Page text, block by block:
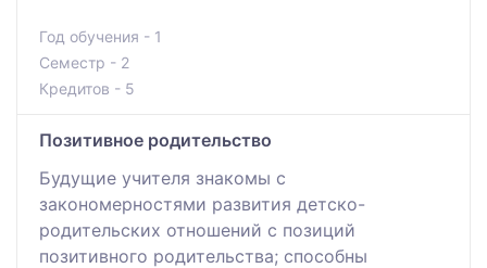
Год обучения - 1
Семестр - 2
Кредитов - 5
Позитивное родительство
Будущие учителя знакомы с
закономерностями развития детско-
родительских отношений с позиций
позитивного родительства; способны